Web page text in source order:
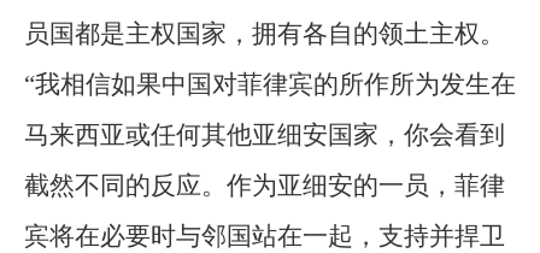
员国都是主权国家，拥有各自的领土主权。
“我相信如果中国对菲律宾的所作所为发生在
马来西亚或任何其他亚细安国家，你会看到
截然不同的反应。作为亚细安的一员，菲律
宾将在必要时与邻国站在一起，支持并捍卫